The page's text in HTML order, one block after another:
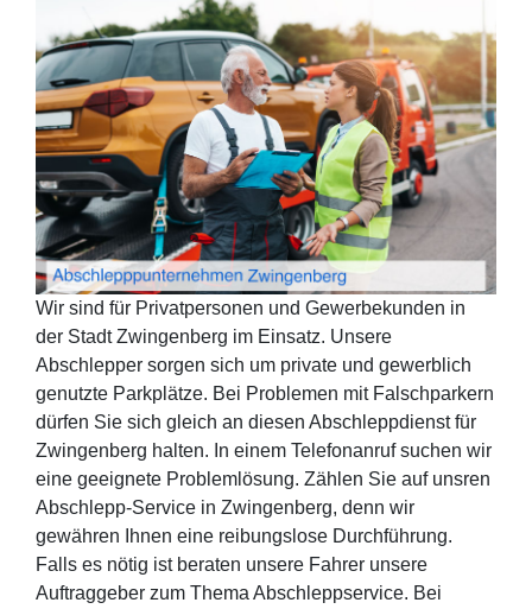
Wir sind für Privatpersonen und Gewerbekunden in
der Stadt Zwingenberg im Einsatz. Unsere
Abschlepper sorgen sich um private und gewerblich
genutzte Parkplätze. Bei Problemen mit Falschparkern
dürfen Sie sich gleich an diesen Abschleppdienst für
Zwingenberg halten. In einem Telefonanruf suchen wir
eine geeignete Problemlösung. Zählen Sie auf unsren
Abschlepp-Service in Zwingenberg, denn wir
gewähren Ihnen eine reibungslose Durchführung.
Falls es nötig ist beraten unsere Fahrer unsere
Auftraggeber zum Thema Abschleppservice. Bei